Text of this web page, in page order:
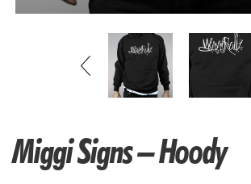
Miggi Signs – Hoody